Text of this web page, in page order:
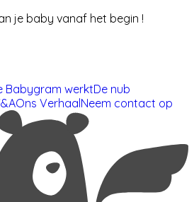
je baby vanaf het begin !
Babygram werktDe nub
Ons VerhaalNeem contact op